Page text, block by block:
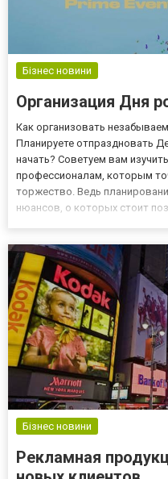
Бізнес новини
Организация Дня
Как организовать
Планируете отпраздновать
начать? Советуем вам
профессионалам, которым
торжество. Ведь
нюансов, о которых стоит
незабываемого...
Бізнес новини
Рекламная